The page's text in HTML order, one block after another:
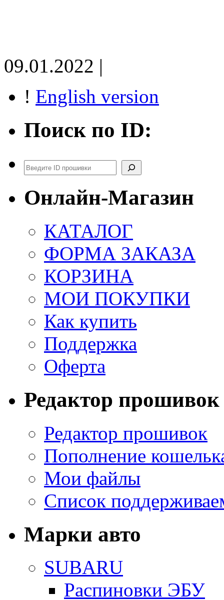
09.01.2022 |
! English version
Поиск по ID:
Поиск
Онлайн-Магазин
КАТАЛОГ
ФОРМА ЗАКАЗА
КОРЗИНА
МОИ ПОКУПКИ
Как купить
Поддержка
Оферта
Редактор прошивок
Редактор прошивок
Пополнение
Мои файлы
Список
Марки авто
SUBARU
Распиновки ЭБУ